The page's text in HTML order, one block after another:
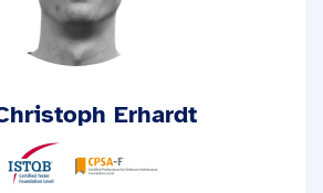
Praktiken in Microservices-
sowie auf Zero-Trust-Konzepten.
Erhardt